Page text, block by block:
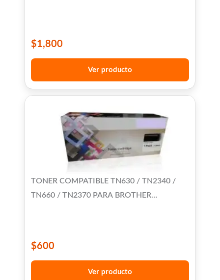
$1,800
Ver producto
TONER COMPATIBLE TN630 / TN2340 /
TN660 / TN2370 PARA BROTHER
$600
Ver producto